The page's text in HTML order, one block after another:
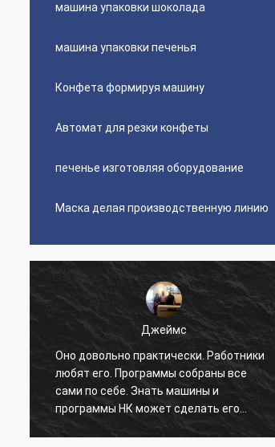
машина упаковки шоколада
машина упаковки печенья
Конфета формируя машину
Автомат для резки конфеты
печенье изготовляя оборудование
Маска делая производственную линию
Джеймс
Оно довольно практически. Работники
любят его. Программы собраны все
сами по себе. Знать машины и
программы НК может сделать его
станцевать. Я не удобен со всеми